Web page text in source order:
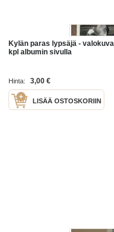
Kylän paras lypsäjä -
kpl albumin sivulla
Hinta: 3,00 €
LISÄÄ OSTOSKORIIN